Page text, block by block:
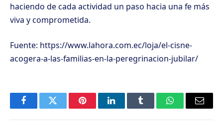
haciendo de cada actividad un paso hacia una fe más
viva y comprometida.
Fuente: https://www.lahora.com.ec/loja/el-cisne-
acogera-a-las-familias-en-la-peregrinacion-jubilar/
FacebookTwitter PinterestLinkedInTumblr WhatsAppEmail